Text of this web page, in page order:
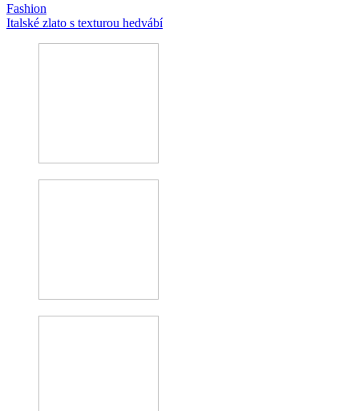
Fashion
Italské zlato s texturou hedvábí